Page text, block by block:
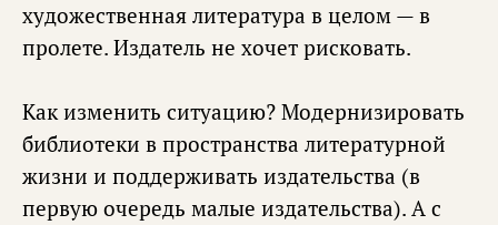
художественная литература в целом — в
пролете. Издатель не хочет рисковать.
Как изменить ситуацию? Модернизировать
библиотеки в пространства литературной
жизни и поддерживать издательства (в
первую очередь малые издательства). А с